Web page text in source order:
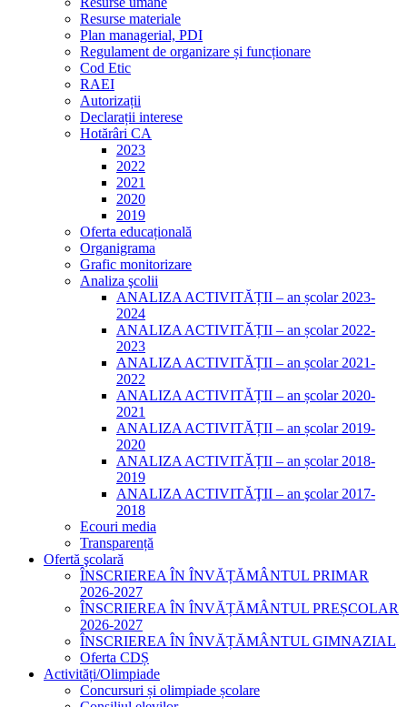
Resurse materiale
Plan managerial, PDI
Regulament de organizare și funcționare
Cod Etic
RAEI
Autorizații
Declarații interese
Hotărâri CA
2023
2022
2021
2020
2019
Oferta educațională
Organigrama
Grafic monitorizare
Analiza şcolii
ANALIZA ACTIVITĂȚII – an școlar 2023-
2024
ANALIZA ACTIVITĂȚII – an școlar 2022-
2023
ANALIZA ACTIVITĂȚII – an școlar 2021-
2022
ANALIZA ACTIVITĂȚII – an școlar 2020-
2021
ANALIZA ACTIVITĂȚII – an școlar 2019-
2020
ANALIZA ACTIVITĂȚII – an școlar 2018-
2019
ANALIZA ACTIVITĂŢII – an şcolar 2017-
2018
Ecouri media
Transparență
Ofertă şcolară
ÎNSCRIEREA ÎN ÎNVĂȚĂMÂNTUL PRIMAR
2026-2027
ÎNSCRIEREA ÎN ÎNVĂȚĂMÂNTUL PREȘCOLAR
2026-2027
ÎNSCRIEREA ÎN ÎNVĂȚĂMÂNTUL GIMNAZIAL
Oferta CDȘ
Activități/Olimpiade
Concursuri și olimpiade școlare